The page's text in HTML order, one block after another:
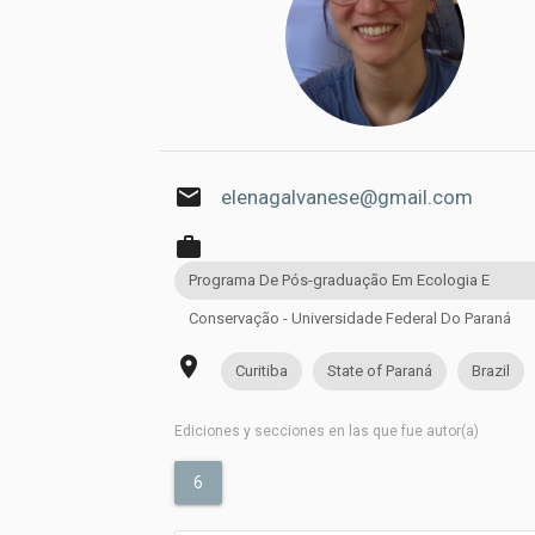
email elenagalvanese@gmail.com
work
Programa De Pós-graduação Em Ecologia E
Conservação - Universidade Federal Do Paraná
place Curitiba State of Paraná Brazil
Ediciones y secciones en las que fue autor(a)
6